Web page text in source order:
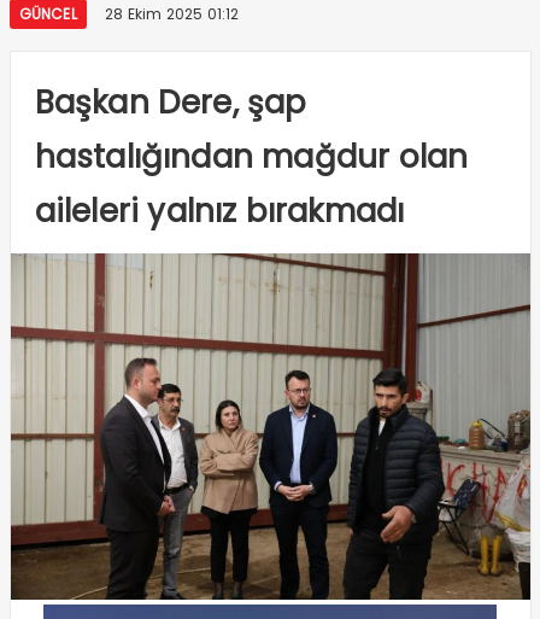
GÜNCEL 28 Ekim 2025 01:12
Başkan Dere, şap
hastalığından mağdur olan
aileleri yalnız bırakmadı